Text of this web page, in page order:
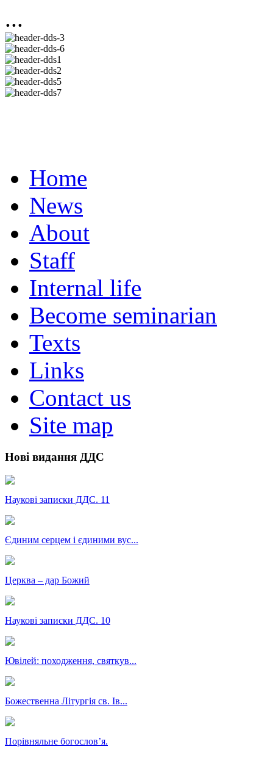
...
Home
News
About
Staff
Internal life
Become seminarian
Texts
Links
Contact us
Site map
Нові видання ДДС
Наукові записки ДДС. 11
Єдиним серцем і єдиними вус...
Церква – дар Божий
Наукові записки ДДС. 10
Ювілей: походження, святкув...
Божественна Літургія св. Ів...
Порівняльне богословʼя.